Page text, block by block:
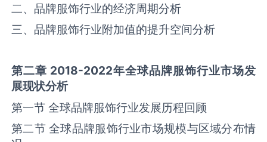
二、品牌服饰行业的经济周期分析
三、品牌服饰行业附加值的提升空间分析
第二章 2018-2022年全球品牌服饰行业市场发
展现状分析
第一节 全球品牌服饰行业发展历程回顾
第二节 全球品牌服饰行业市场规模与区域分布情